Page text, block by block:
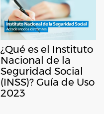
¿Qué es el Instituto
Nacional de la
Seguridad Social
(INSS)? Guía de Uso
2023